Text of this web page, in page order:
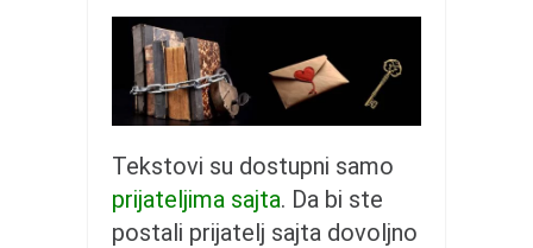
bonus sadržaj
Svetlopis
zakonopravilo
zabranjena istorija
Tekstovi su dostupni samo
prijateljima sajta. Da bi ste
postali prijatelj sajta dovoljno